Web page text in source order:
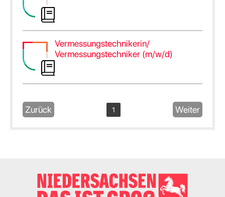
Vermessungstechnikerin/
Vermessungstechniker (m/w/d)
Zurück 1 Weiter